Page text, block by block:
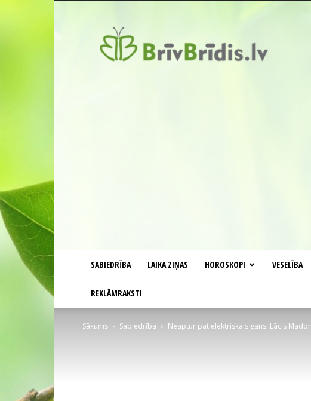
SABIEDRĪBA LAIKA ZIŅAS HOROSKOPI VESELĪBA
REKLĀMRAKSTI
Sākums Sabiedrība Neaptur pat elektriskais gans: Lācis